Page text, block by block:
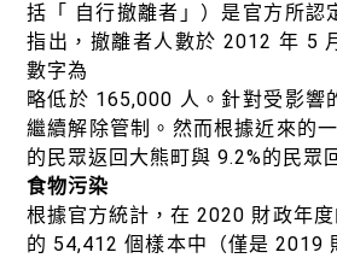
括「 自行撤離者」）是官方所認
指出，撤離者人數於 2012 年 5
數字為
略低於 165,000 人。針對受影響
繼續解除管制。然而根據近來的
的民眾返回大熊町與 9.2%的民眾
食物污染
根據官方統計，在 2020 財政年
的 54,412 個樣本中（僅是 2019